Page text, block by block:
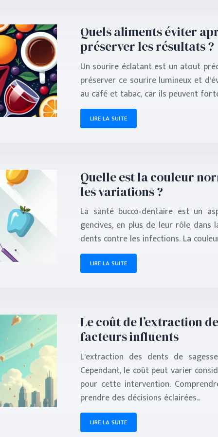
Quels aliments éviter
préserver les résultats ?
Un sourire éclatant est un atout
préserver ce sourire lumineux et
au café et tabac, car ils peuvent
LIRE LA SUITE
Quelle est la couleur
les variations ?
La santé bucco-dentaire est un
gencives, en plus de leur rôle
dents contre les infections. La
LIRE LA SUITE
Le coût de l’extraction
facteurs influents
L’extraction des dents de
Cependant, le coût peut varier
pour cette intervention.
prendre des décisions éclairées…
LIRE LA SUITE